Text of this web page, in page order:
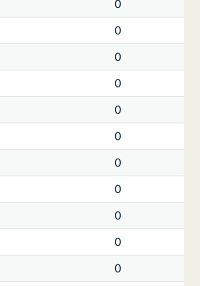
0
0
0
0
0
0
0
0
0
0
0